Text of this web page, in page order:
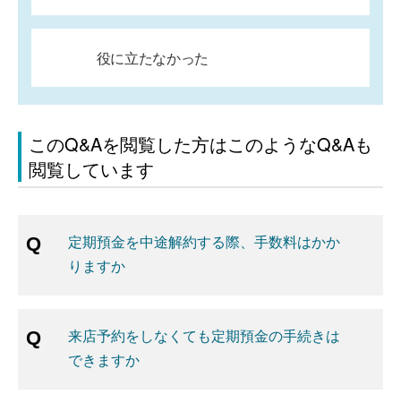
役に立たなかった
このQ&Aを閲覧した方はこのようなQ&Aも
閲覧しています
定期預金を中途解約する際、手数料はかか
りますか
来店予約をしなくても定期預金の手続きは
できますか